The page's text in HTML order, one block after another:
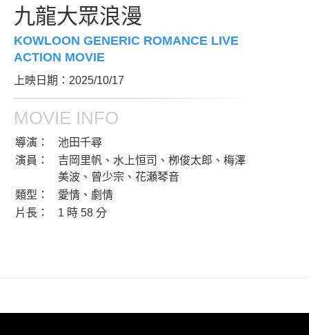
九龍大眾浪漫
KOWLOON GENERIC ROMANCE LIVE
ACTION MOVIE
上映日期：2025/10/17
MOVIE INFO
導演：
池田千尋
演員：
吉岡里帆、水上恒司、栁俊太郎、梅澤
美波、曾少宗、花瀬琴音
類型：
愛情、劇情
片長：
1 時 58 分